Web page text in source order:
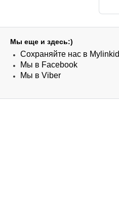
Мы еще и здесь:)
Сохраняйте нас в Mylinkid
Мы в Facebook
Мы в Viber